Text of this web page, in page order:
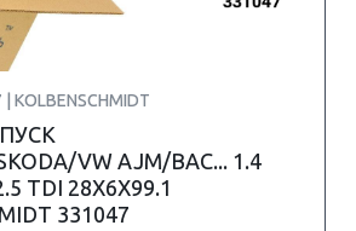
KOLBENSCHMIDT
VW AJM/BAC... 1.4
TDI 28X6X99.1
331047